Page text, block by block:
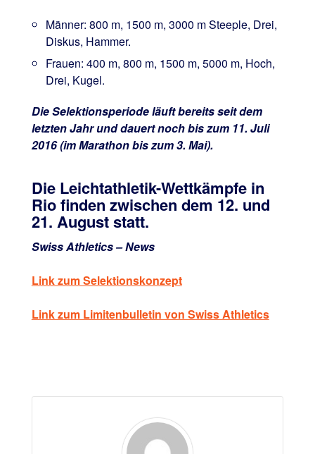
Männer: 800 m, 1500 m, 3000 m Steeple, Drei,
Diskus, Hammer.
Frauen: 400 m, 800 m, 1500 m, 5000 m, Hoch,
Drei, Kugel.
Die Selektionsperiode läuft bereits seit dem
letzten Jahr und dauert noch bis zum 11. Juli
2016 (im Marathon bis zum 3. Mai).
Die Leichtathletik-Wettkämpfe in
Rio finden zwischen dem 12. und
21. August statt.
Swiss Athletics – News
Link zum Selektionskonzept
Link zum Limitenbulletin von Swiss Athletics